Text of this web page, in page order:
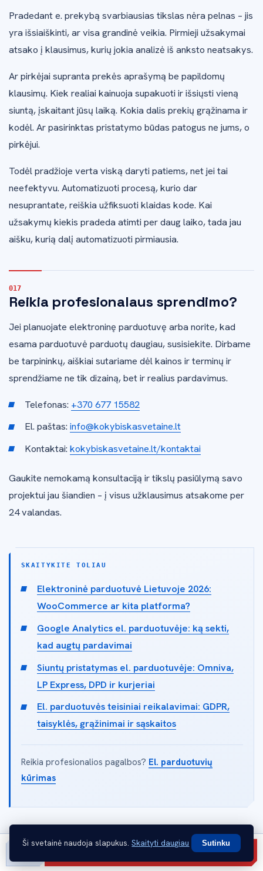
Pradedant e. prekybą svarbiausias tikslas nėra pelnas – jis
yra išsiaiškinti, ar visa grandinė veikia. Pirmieji užsakymai
atsako į klausimus, kurių jokia analizė iš anksto neatsakys.
Ar pirkėjai supranta prekės aprašymą be papildomų
klausimų. Kiek realiai kainuoja supakuoti ir išsiųsti vieną
siuntą, įskaitant jūsų laiką. Kokia dalis prekių grąžinama ir
kodėl. Ar pasirinktas pristatymo būdas patogus ne jums, o
pirkėjui.
Todėl pradžioje verta viską daryti patiems, net jei tai
neefektyvu. Automatizuoti procesą, kurio dar
nesuprantate, reiškia užfiksuoti klaidas kode. Kai
užsakymų kiekis pradeda atimti per daug laiko, tada jau
aišku, kurią dalį automatizuoti pirmiausia.
Reikia profesionalaus sprendimo?
Jei planuojate elektroninę parduotuvę arba norite, kad
esama parduotuvė parduotų daugiau, susisiekite. Dirbame
be tarpininkų, aiškiai sutariame dėl kainos ir terminų ir
sprendžiame ne tik dizainą, bet ir realius pardavimus.
Telefonas: +370 677 15582
El. paštas:info@kokybiskasvetaine.lt
Kontaktai:kokybiskasvetaine.lt/kontaktai
Gaukite nemokamą konsultaciją ir tikslų pasiūlymą savo
projektui jau šiandien – į visus užklausimus atsakome per
24 valandas.
SKAITYKITE TOLIAU
Elektroninė parduotuvė Lietuvoje 2026:
WooCommerce ar kita platforma?
Google Analytics el. parduotuvėje: ką sekti,
kad augtų pardavimai
Siuntų pristatymas el. parduotuvėje: Omniva,
LP Express, DPD ir kurjeriai
El. parduotuvės teisiniai reikalavimai: GDPR,
taisyklės, grąžinimai ir sąskaitos
Reikia profesionalios pagalbos? El. parduotuvių
kūrimas
32%
Ši svetainė naudoja slapukus.Skaityti daugiau Sutinku
Skambinti